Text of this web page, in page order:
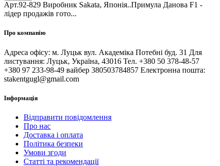
Арт.92-829 Виробник Sakata, Японія..Примула Данова F1 -
лідер продажів гото...
Про компанію
Адреса офісу: м. Луцьк вул. Академіка Потебні буд. 31 Для
листування: Луцьк, Україна, 43016 Тел. +380 50 378-48-57
+380 97 233-98-49 вайбер 380503784857 Електронна пошта:
stakentgugl@gmail.com
Інформація
Відправити повідомлення
Про нас
Доставка і оплата
Політика безпеки
Умови згоди
Статті та рекомендації